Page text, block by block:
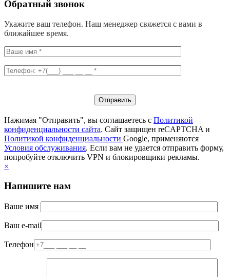
Обратный звонок
Укажите ваш телефон. Наш менеджер свяжется с вами в
ближайшее время.
Нажимая "Отправить", вы соглашаетесь с Политикой
конфиденциальности сайта. Сайт защищен reCAPTCHA и
Политикой конфиденциальности Google, применяются
Условия обслуживания. Если вам не удается отправить форму,
попробуйте отключить VPN и блокировщики рекламы.
×
Напишите нам
Ваше имя
Ваш e-mail
Телефон